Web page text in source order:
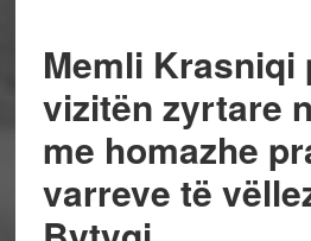
Memli Krasniqi
vizitën zyrtare
me homazhe
varreve të